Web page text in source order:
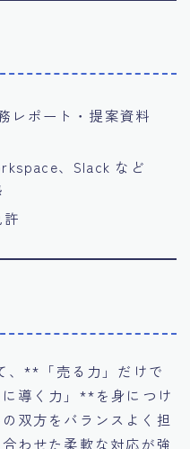
レポート・提案資料
、Slack など
、**「売る力」だけで
導く力」**を身につけ
双方をバランスよく担
わせた柔軟な対応が強